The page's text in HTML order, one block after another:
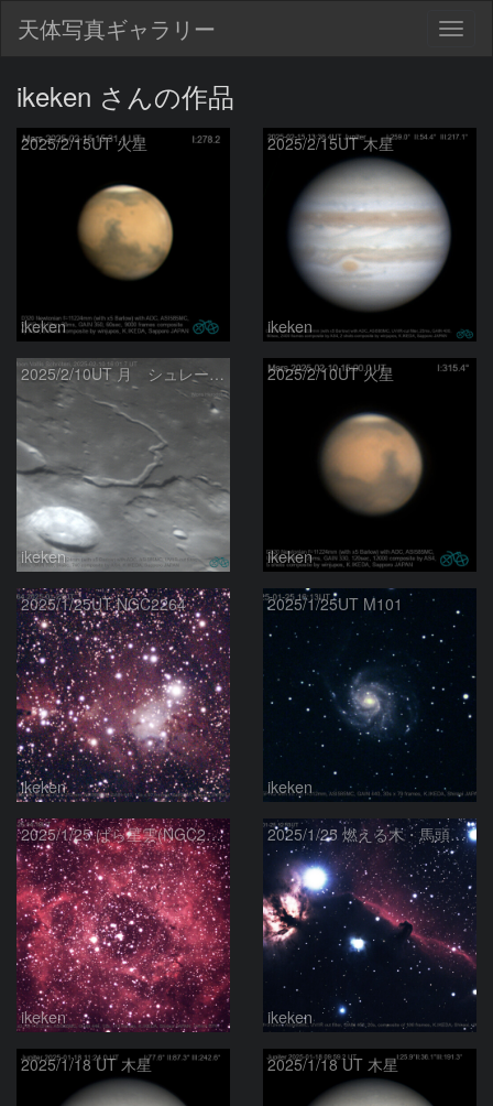
天体写真ギャラリー
ikeken さんの作品
2025/2/15UT 火星
ikeken
2025/2/15UT 木星
ikeken
2025/2/10UT 月 シュレーター谷
ikeken
2025/2/10UT 火星
ikeken
2025/1/25UT NGC2264
ikeken
2025/1/25UT M101
ikeken
2025/1/25 ばら星雲(NGC2244)
ikeken
2025/1/25 燃える木・馬頭星雲(IC434,NGC2024 etc.)
ikeken
2025/1/18 UT 木星 2025/1/18 UT 木星